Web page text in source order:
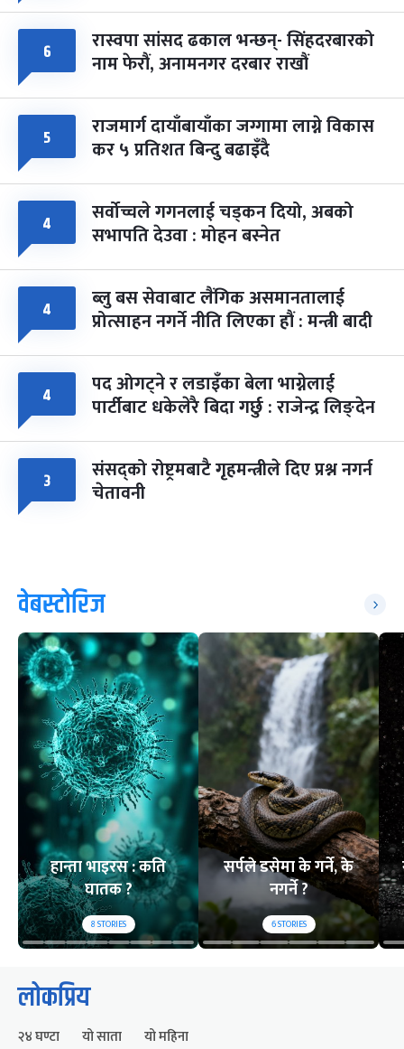
६ रास्वपा सांसद ढकाल भन्छन्- सिंहदरबारको
नाम फेरौं, अनामनगर दरबार राखौं
५ राजमार्ग दायाँबायाँका जग्गामा लाग्ने विकास
कर ५ प्रतिशत बिन्दु बढाइँदै
४ सर्वोच्चले गगनलाई चड्कन दियो, अबको
सभापति देउवा : मोहन बस्नेत
४ ब्लु बस सेवाबाट लैंगिक असमानतालाई
प्रोत्साहन नगर्ने नीति लिएका हौं : मन्त्री बादी
४ पद ओगट्ने र लडाइँका बेला भाग्नेलाई
पार्टीबाट धकेलेरै बिदा गर्छु : राजेन्द्र लिङ्देन
३ संसद्को रोष्ट्रमबाटै गृहमन्त्रीले दिए प्रश्न नगर्न
चेतावनी
वेबस्टोरिज
हान्ता भाइरस : कति
घातक ?
8STORIES
सर्पले डसेमा के गर्ने, के
नगर्ने ?
6STORIES
लोकप्रिय
२४ घण्टा यो साता यो महिना